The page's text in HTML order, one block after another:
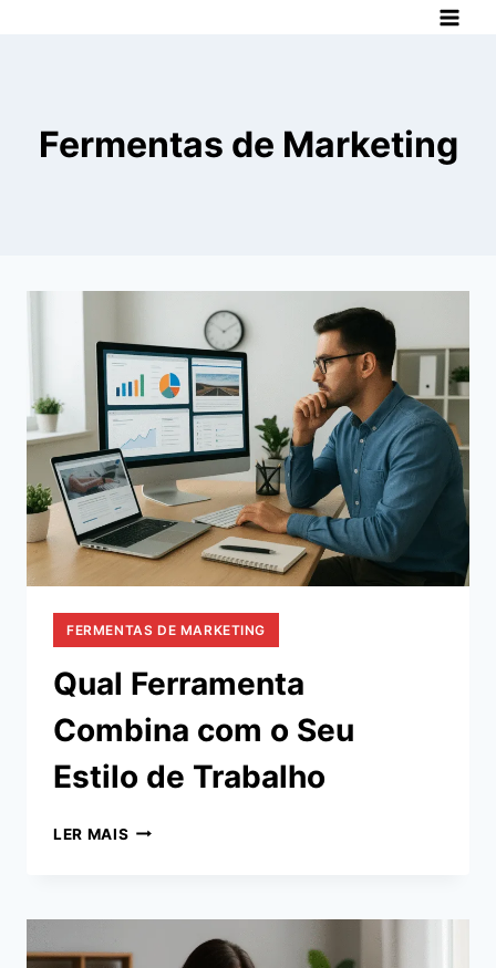
Fermentas de Marketing
FERMENTAS DE MARKETING
Qual Ferramenta
Combina com o Seu
Estilo de Trabalho
LER MAIS QUAL
O